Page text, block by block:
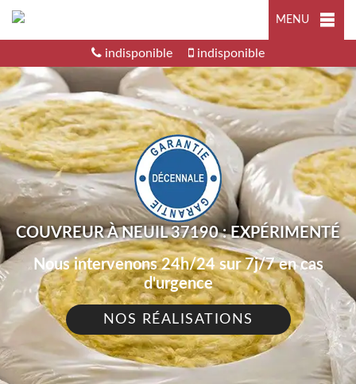
MENU
indisponible indisponible
COUVREUR À NEUIL 37190 : EXPÉRIMENTÉ
Nous intervenons 24h/24 sur 7j/7 en cas
d'urgence
NOS RÉALISATIONS